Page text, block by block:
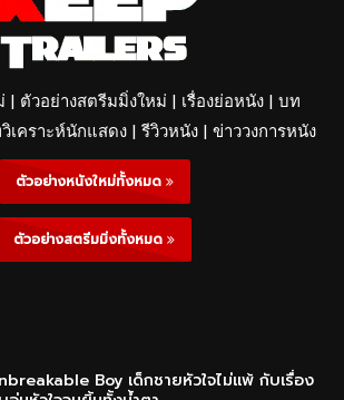
| ตัวอย่างสตรีมมิ่งใหม่ | เรื่องย่อหนัง | บท
เคราะห์นักแสดง | รีวิวหนัง | ข่าววงการหนัง
ตัวอย่างหนังใหม่ทั้งหมด
ตัวอย่างสตรีมมิ่งทั้งหมด
Boy เด็กชายหัวใจไม่แพ้ กับเรื่อง